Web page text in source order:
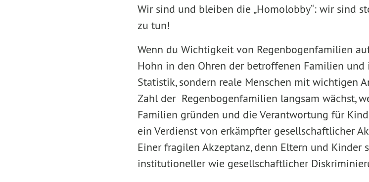
Wir sind und bleiben die „Homolobby“: wir sind
zu tun!
Wenn du Wichtigkeit von Regenbogenfamilien
Hohn in den Ohren der betroffenen Familien und
Statistik, sondern reale Menschen mit wichtigen
Zahl der Regenbogenfamilien langsam wächst,
Familien gründen und die Verantwortung für
ein Verdienst von erkämpfter gesellschaftlicher
Einer fragilen Akzeptanz, denn Eltern und
institutioneller wie gesellschaftlicher